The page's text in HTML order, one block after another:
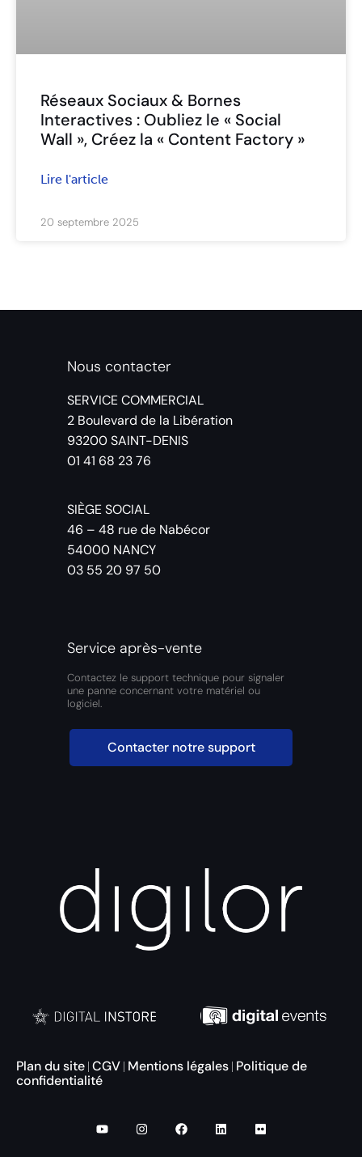
Réseaux Sociaux & Bornes
Interactives : Oubliez le « Social
Wall », Créez la « Content Factory »
Lire l'article
20 septembre 2025
Nous contacter
SERVICE COMMERCIAL
2 Boulevard de la Libération
93200 SAINT-DENIS
01 41 68 23 76
SIÈGE SOCIAL
46 – 48 rue de Nabécor
54000 NANCY
03 55 20 97 50
Service après-vente
Contactez le support technique pour signaler
une panne concernant votre matériel ou
logiciel.
Contacter notre support
Plan du site CGV Mentions légales Politique de
confidentialité